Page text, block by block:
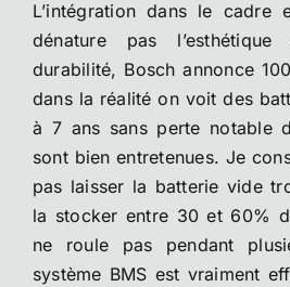
L’intégration dans le cadre
dénature pas
durabilité, Bosch annonce
dans la réalité on voit des
à 7 ans sans perte notable
sont bien entretenues. Je
pas laisser la batterie vide
la stocker entre 30 et 60%
ne roule pas pendant
système BMS est vraiment